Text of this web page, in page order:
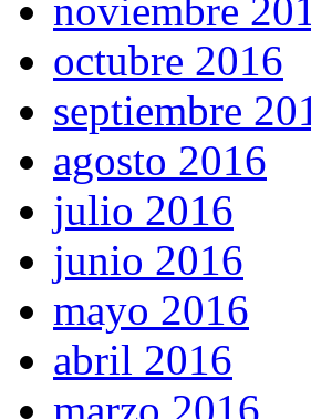
noviembre
octubre 2016
septiembre
agosto 2016
julio 2016
junio 2016
mayo 2016
abril 2016
marzo 2016